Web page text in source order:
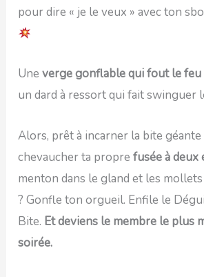
pour dire « je le veux » avec ton
Uneverge gonflable qui fout le feu
un dard à ressort qui fait swinguer
Alors, prêt à incarner la bite géante
chevaucher ta proprefusée à deux
menton dans le gland et les
? Gonfle ton orgueil. Enfile le
Bite. Et deviens le membre le plus
soirée.